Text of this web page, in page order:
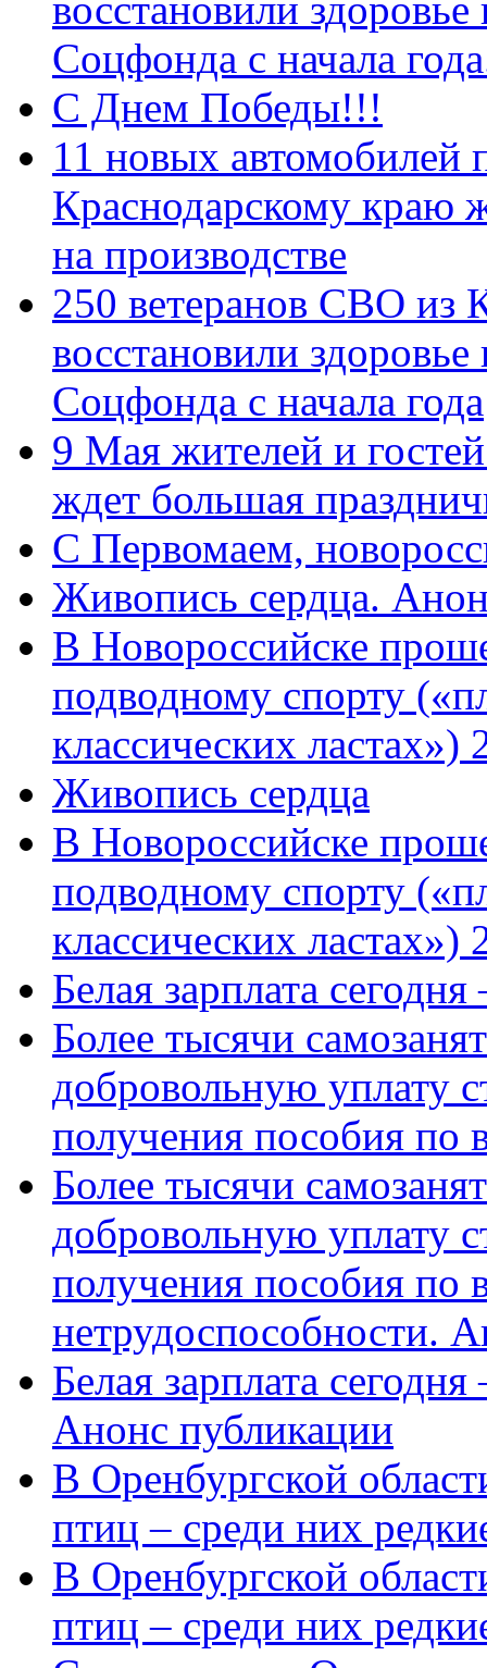
Соцфонда с начала
С Днем Победы!!!
11 новых автомобилей
Краснодарскому краю
на производстве
250 ветеранов СВО из
восстановили
Соцфонда с начала года
9 Мая жителей и
ждет большая
C Первомаем,
Живопись сердца.
В Новороссийске
подводному спорту
классических
Живопись сердца
В Новороссийске
подводному спорту
классических ластах»)
Белая зарплата
Более тысячи
добровольную уплату
получения пособия по
Более тысячи
добровольную уплату
получения пособия по
нетрудоспособности.
Белая зарплата
Анонс публикации
В Оренбургской
птиц – среди них
В Оренбургской
птиц – среди них